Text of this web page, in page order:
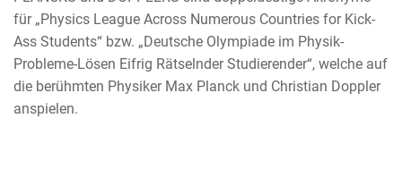
für „Physics League Across Numerous Countries for Kick-
Ass Students“ bzw. „Deutsche Olympiade im Physik-
Probleme-Lösen Eifrig Rätselnder Studierender“, welche auf
die berühmten Physiker Max Planck und Christian Doppler
anspielen.